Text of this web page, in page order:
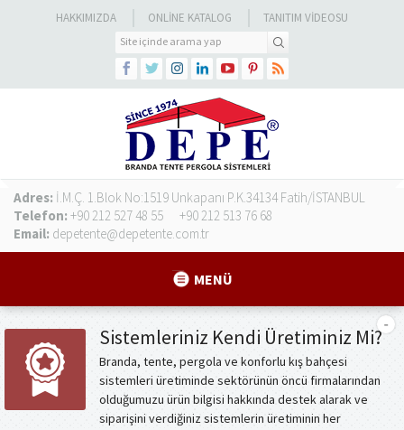
HAKKIMIZDA ONLINE KATALOG TANITIM VIDEOSU
Adres: İ.M.Ç. 1.Blok No:1519 Unkapanı P.K.34134 Fatih/İSTANBUL
Telefon: +90 212 527 48 55
+90 212 513 76 68
Email: depetente@depetente.com.tr
MENÜ
Sistemleriniz Kendi Üretiminiz Mi?
Branda, tente, pergola ve konforlu kış bahçesi
sistemleri üretiminde sektörünün öncü firmalarından
olduğumuzu ürün bilgisi hakkında destek alarak ve
siparişini verdiğiniz sistemlerin üretiminin her